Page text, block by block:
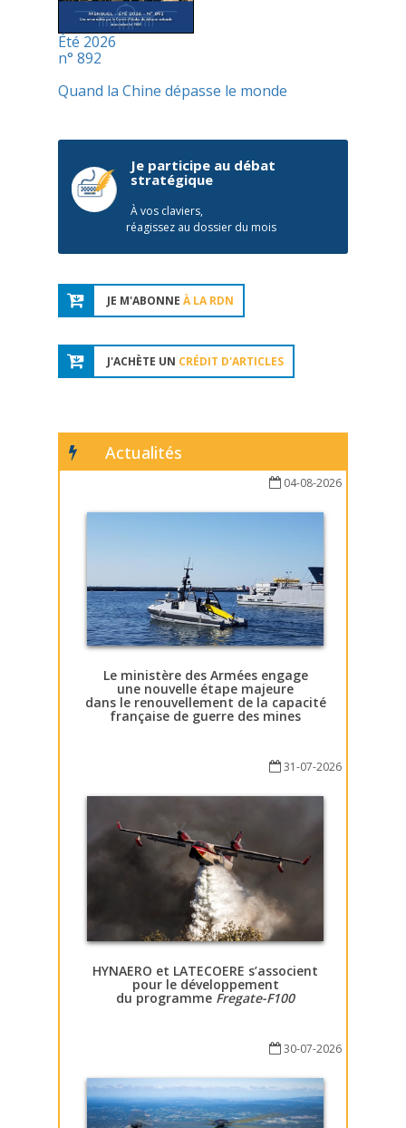
Été 2026
n° 892
Quand la Chine dépasse le monde
Je participe au débat
stratégique
À vos claviers,
réagissez au dossier du mois
JE M'ABONNE À LA RDN
J'ACHÈTE UN CRÉDIT D'ARTICLES
Actualités
04-08-2026
Le ministère des Armées engage
une nouvelle étape majeure
dans le renouvellement de la capacité
française de guerre des mines
31-07-2026
HYNAERO et LATECOERE s’associent
pour le développement
du programme Fregate-F100
30-07-2026